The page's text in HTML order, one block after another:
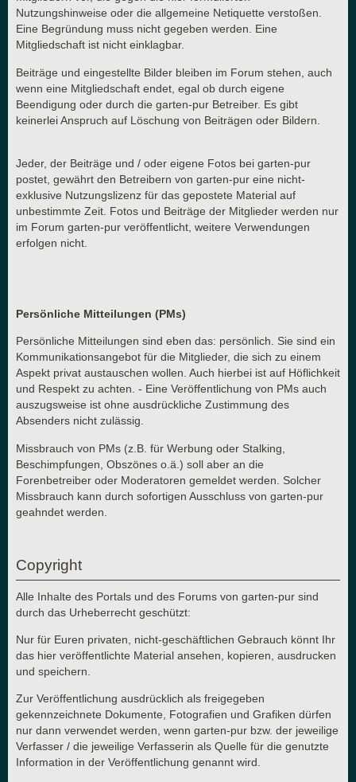
Nutzungshinweise oder die allgemeine Netiquette verstoßen.
Eine Begründung muss nicht gegeben werden. Eine
Mitgliedschaft ist nicht einklagbar.
Beiträge und eingestellte Bilder bleiben im Forum stehen, auch
wenn eine Mitgliedschaft endet, egal ob durch eigene
Beendigung oder durch die garten-pur Betreiber. Es gibt
keinerlei Anspruch auf Löschung von Beiträgen oder Bildern.
Jeder, der Beiträge und / oder eigene Fotos bei garten-pur
postet, gewährt den Betreibern von garten-pur eine nicht-
exklusive Nutzungslizenz für das gepostete Material auf
unbestimmte Zeit. Fotos und Beiträge der Mitglieder werden nur
im Forum garten-pur veröffentlicht, weitere Verwendungen
erfolgen nicht.
Persönliche Mitteilungen (PMs)
Persönliche Mitteilungen sind eben das: persönlich. Sie sind ein
Kommunikationsangebot für die Mitglieder, die sich zu einem
Aspekt privat austauschen wollen. Auch hierbei ist auf Höflichkeit
und Respekt zu achten. - Eine Veröffentlichung von PMs auch
auszugsweise ist ohne ausdrückliche Zustimmung des
Absenders nicht zulässig.
Missbrauch von PMs (z.B. für Werbung oder Stalking,
Beschimpfungen, Obszönes o.ä.) soll aber an die
Forenbetreiber oder Moderatoren gemeldet werden. Solcher
Missbrauch kann durch sofortigen Ausschluss von garten-pur
geahndet werden.
Copyright
Alle Inhalte des Portals und des Forums von garten-pur sind
durch das Urheberrecht geschützt:
Nur für Euren privaten, nicht-geschäftlichen Gebrauch könnt Ihr
das hier veröffentlichte Material ansehen, kopieren, ausdrucken
und speichern.
Zur Veröffentlichung ausdrücklich als freigegeben
gekennzeichnete Dokumente, Fotografien und Grafiken dürfen
nur dann verwendet werden, wenn garten-pur bzw. der jeweilige
Verfasser / die jeweilige Verfasserin als Quelle für die genutzte
Information in der Veröffentlichung genannt wird.